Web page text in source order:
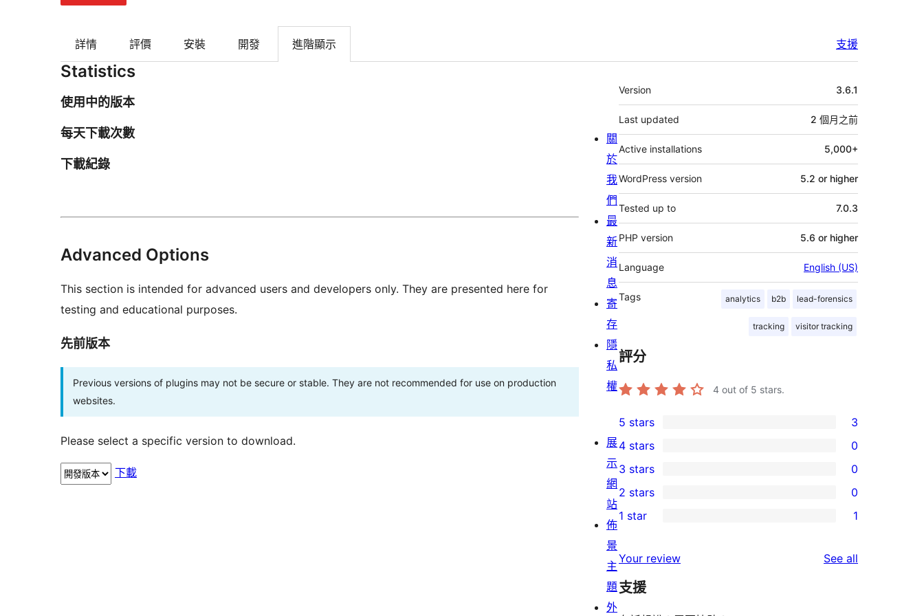
詳情 評價 安裝 開發 進階顯示 支援
Statistics
使用中的版本
每天下載次數
下載紀錄
Advanced Options
This section is intended for advanced users and developers only. They are presented here for
testing and educational purposes.
先前版本
Previous versions of plugins may not be secure or stable. They are not recommended for use on production
websites.
Please select a specific version to download.
下載
其
它
Version 3.6.1
Last updated 2 個月 之前
Active installations 5,000+
WordPress version 5.2 or higher
Tested up to 7.0.3
PHP version 5.6 or higher
Language English (US)
Tags analytics b2b lead-forensics
tracking visitor tracking
評分
4 out of 5 stars.
3
5-
star
reviews
5 stars 3
4-
star
reviews
4 stars 0
0
3-
star
3 stars 0
2-
reviews
2 stars 0
star
review
1 star 1
Your review See all
支援
關
於
我
們
最
新
消
息
寄
存
隱
私
權
展
示
網
站
佈
景
主
題
外